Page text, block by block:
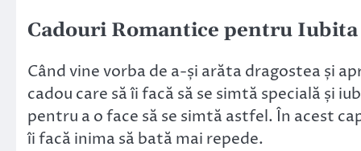
Cadouri Romantice pentru Iubita
Când vine vorba de a-și arăta dragostea și
cadou care să îi facă să se simtă specială și
pentru a o face să se simtă astfel. În acest
îi facă inima să bată mai repede.